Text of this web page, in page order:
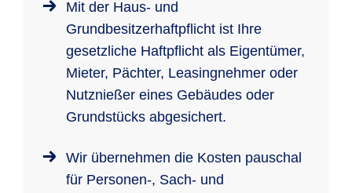
Mit der Haus- und
Grundbesitzerhaftpflicht ist Ihre
gesetzliche Haftpflicht als Eigentümer,
Mieter, Pächter, Leasingnehmer oder
Nutznießer eines Gebäudes oder
Grundstücks abgesichert.
Wir übernehmen die Kosten pauschal
für Personen-, Sach- und